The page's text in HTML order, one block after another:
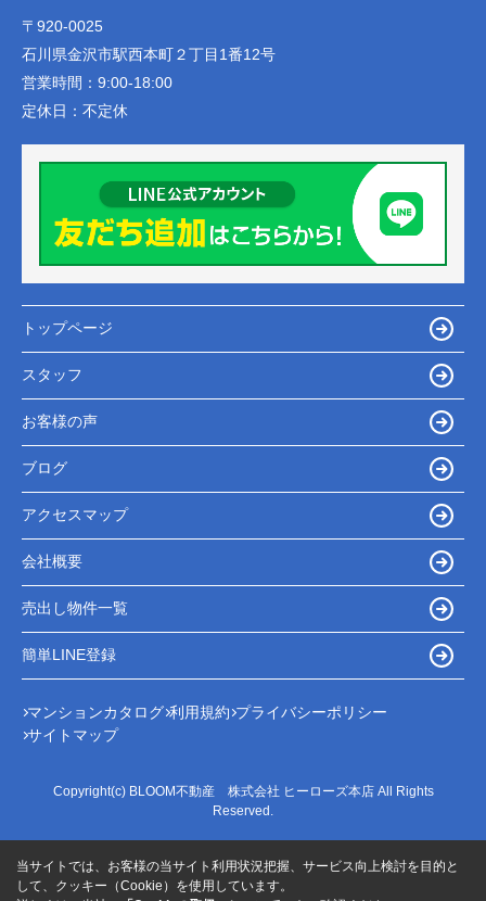
〒920-0025
石川県金沢市駅西本町２丁目1番12号
営業時間： 9:00-18:00
定休日： 不定休
トップページ
スタッフ
お客様の声
ブログ
アクセスマップ
会社概要
売出し物件一覧
簡単LINE登録
マンションカタログ 利用規約 プライバシーポリシー
サイトマップ
Copyright(c) BLOOM不動産 株式会社 ヒーローズ本店 All Rights
Reserved.
当サイトでは、お客様の当サイト利用状況把握、サービス向上検討を目的と
して、クッキー（Cookie）を使用しています。